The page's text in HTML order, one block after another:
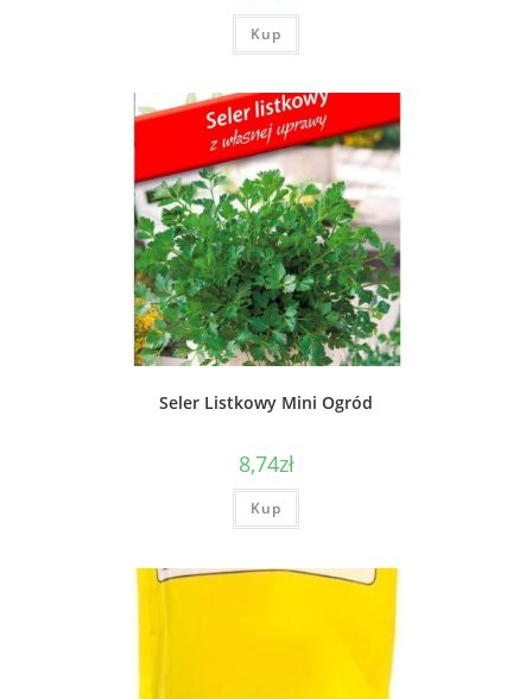
Kup
Seler Listkowy Mini Ogród
8,74zł
Kup